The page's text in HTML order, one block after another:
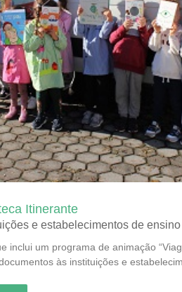
Itinerante
e estabelecimentos de
inclui um programa de animação
às instituições e